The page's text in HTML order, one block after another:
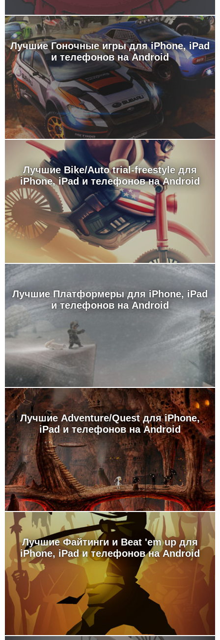
Лучшие Гоночные игры для iPhone, iPad
и телефонов на Android
Лучшие Bike/Auto trial-freestyle для
iPhone, iPad и телефонов на Android
Лучшие Платформеры для iPhone, iPad
и телефонов на Android
Лучшие Adventure/Quest для iPhone,
iPad и телефонов на Android
Лучшие Файтинги и Beat 'em up для
iPhone, iPad и телефонов на Android